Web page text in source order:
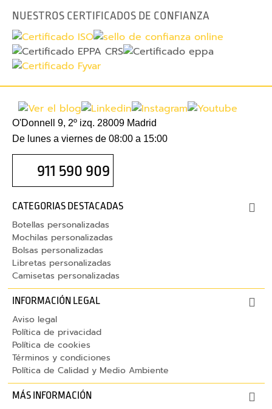
s
e
g
u
r
a
d
w
e
c
m
F
u
n
d
a
p
o
r
t
á
t
NUESTROS CERTIFICADOS DE CONFIANZA
O'Donnell 9, 2º izq. 28009 Madrid
De lunes a viernes de 08:00 a 15:00
911 590 909
CATEGORIAS DESTACADAS
Botellas personalizadas
Mochilas personalizadas
Bolsas personalizadas
Libretas personalizadas
Camisetas personalizadas
INFORMACIÓN LEGAL
Aviso legal
Política de privacidad
Política de cookies
Términos y condiciones
Política de Calidad y Medio Ambiente
MÁS INFORMACIÓN